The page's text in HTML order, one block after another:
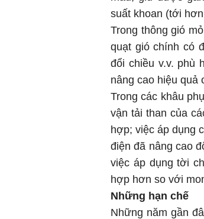
suất khoan (tới
Trong thông gió
quạt gió chính có
đổi chiều v.v. phù
nâng cao hiệu quả
Trong các khâu
vận tải than của
hợp; việc áp dụng
điện đã nâng cao
việc áp dụng tời
hợp hơn so với
Những hạn chế
Những năm gần